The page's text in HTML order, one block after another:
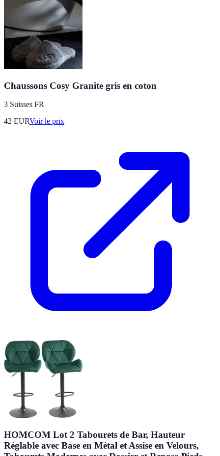
Chaussons Cosy Granite gris en coton
3 Suisses FR
42 EURVoir le prix
HOMCOM Lot 2 Tabourets de Bar, Hauteur
Réglable avec Base en Métal et Assise en Velours,